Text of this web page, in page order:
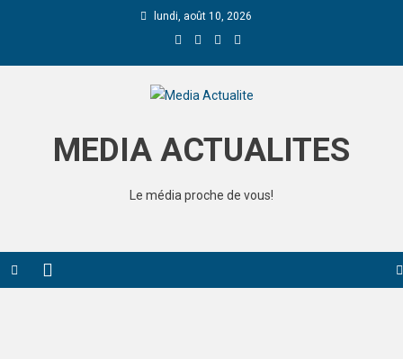
lundi, août 10, 2026
MEDIA ACTUALITES
Le média proche de vous!